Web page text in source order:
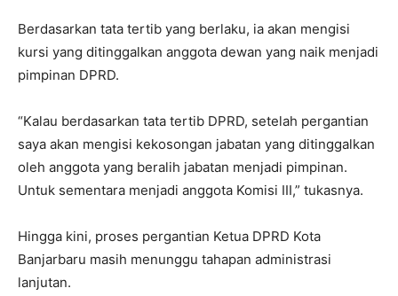
Berdasarkan tata tertib yang berlaku, ia akan mengisi
kursi yang ditinggalkan anggota dewan yang naik menjadi
pimpinan DPRD.
“Kalau berdasarkan tata tertib DPRD, setelah pergantian
saya akan mengisi kekosongan jabatan yang ditinggalkan
oleh anggota yang beralih jabatan menjadi pimpinan.
Untuk sementara menjadi anggota Komisi III,” tukasnya.
Hingga kini, proses pergantian Ketua DPRD Kota
Banjarbaru masih menunggu tahapan administrasi
lanjutan.